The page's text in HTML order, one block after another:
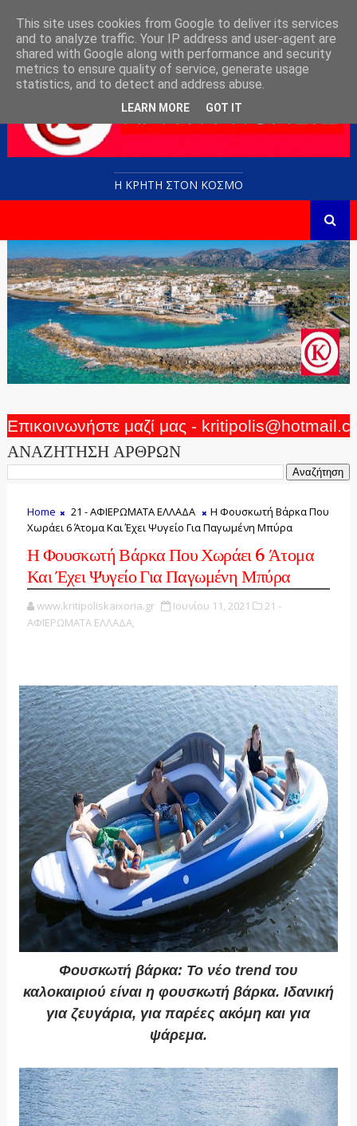
Η ΚΡΗΤΗ ΣΤΟN KOΣΜΟ
Επικοινωνήστε μαζί μας -
ΑΝΑΖΗΤΗΣΗ ΑΡΘΡΩΝ
Home 21 - ΑΦΙΕΡΩΜΑΤΑ ΕΛΛΑΔΑ
Η Φουσκωτή Βάρκα Που
Χωράει 6 Άτομα Και Έχει Ψυγείο Για Παγωμένη Μπύρα
Η Φουσκωτή Βάρκα Που Χωράει 6 Άτομα
Και Έχει Ψυγείο Για Παγωμένη Μπύρα
www.kritipoliskaixoria.gr Ιουνίου 11, 2021
21 -
ΑΦΙΕΡΩΜΑΤΑ ΕΛΛΑΔΑ,
Φουσκωτή βάρκα: Το νέο trend του
καλοκαιριού είναι η φουσκωτή βάρκα. Ιδανική
για ζευγάρια, για παρέες ακόμη και για
ψάρεμα.
This site uses cookies from Google to deliver its services
and to analyze traffic. Your IP address and user-agent are
shared with Google along with performance and security
metrics to ensure quality of service, generate usage
statistics, and to detect and address abuse.
LEARN MORE GOT IT